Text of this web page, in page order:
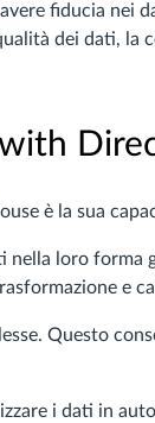
fiducia nei
dei dati, la
è la sua
loro forma
e
Questo
i dati in